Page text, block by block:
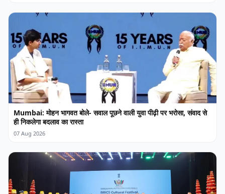
Mumbai: मोहन भागवत बोले- सवाल पूछने वाली युवा पीढ़ी पर भरोसा, संवाद से
ही निकलेगा बदलाव का रास्ता
07 Aug 2026